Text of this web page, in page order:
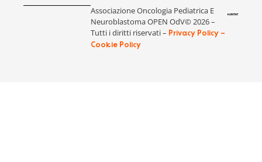
Associazione Oncologia Pediatrica E
Neuroblastoma OPEN OdV© 2026 –
Tutti i diritti riservati – Privacy Policy –
Cookie Policy